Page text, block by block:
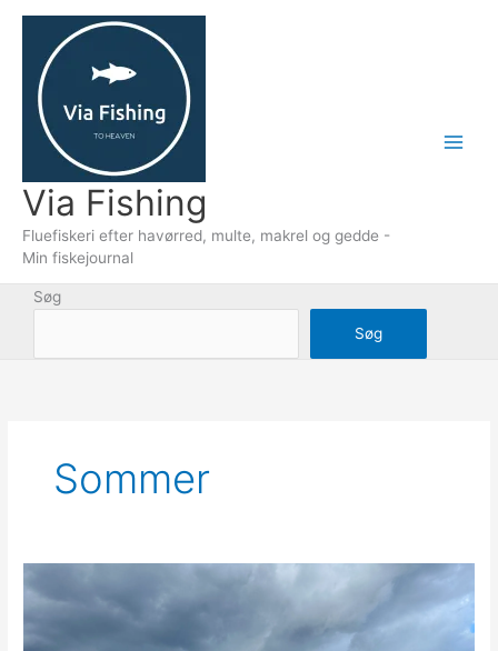
indholdet
Via Fishing
Fluefiskeri efter havørred, multe, makrel og gedde -
Min fiskejournal
Søg
Søg
Sommer